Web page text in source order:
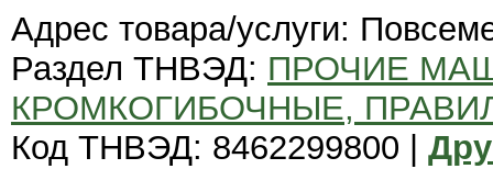
Адрес товара/услуги:
Раздел ТНВЭД: ПРОЧИЕ
КРОМКОГИБОЧНЫЕ,
Код ТНВЭД: 8462299800 |